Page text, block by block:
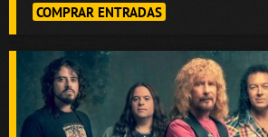
COMPRAR ENTRADAS